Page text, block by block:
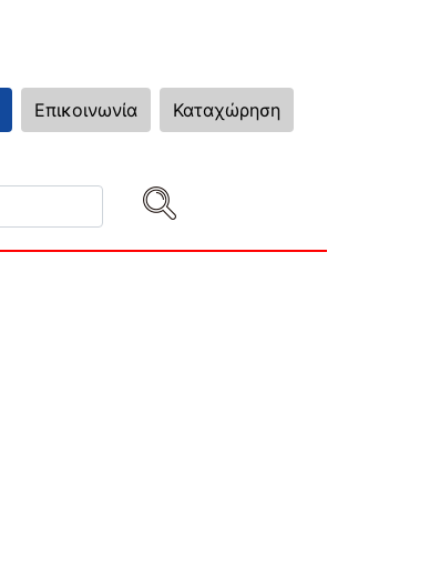
Επικοινωνία Καταχώρηση